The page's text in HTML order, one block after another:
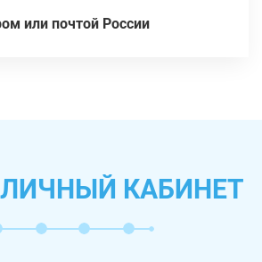
или почтой России
КАБИНЕТ